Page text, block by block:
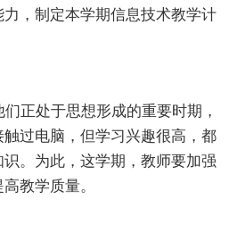
，制定本学期信息技术教学计
正处于思想形成的重要时期，
过电脑，但学习兴趣很高，都
。为此，这学期，教师要加强
教学质量。